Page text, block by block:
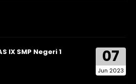
07
Jun 2023
IX SMP Negeri 1